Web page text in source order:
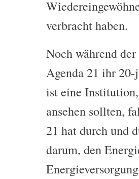
verbracht haben.
Noch während
Agenda 21 ihr
ist eine
ansehen sollten,
21 hat durch und
darum, den